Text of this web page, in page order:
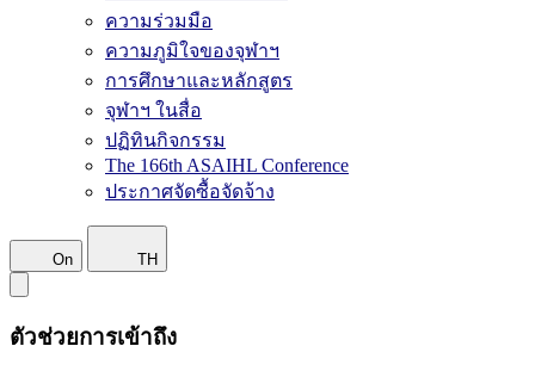
ความร่วมมือ
ความภูมิใจของจุฬาฯ
การศึกษาและหลักสูตร
จุฬาฯ ในสื่อ
ปฏิทินกิจกรรม
The 166th ASAIHL Conference
ประกาศจัดซื้อจัดจ้าง
On TH
ตัวช่วยการเข้าถึง